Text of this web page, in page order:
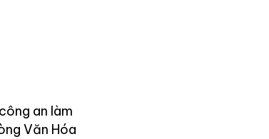
an làm
Văn Hóa